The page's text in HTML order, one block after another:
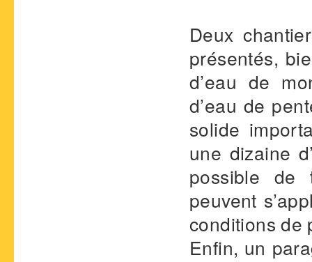
Deux
présentés,
d’eau de
d’eau de
solide
une dizaine
possible de
peuvent
conditions de
Enfin, un